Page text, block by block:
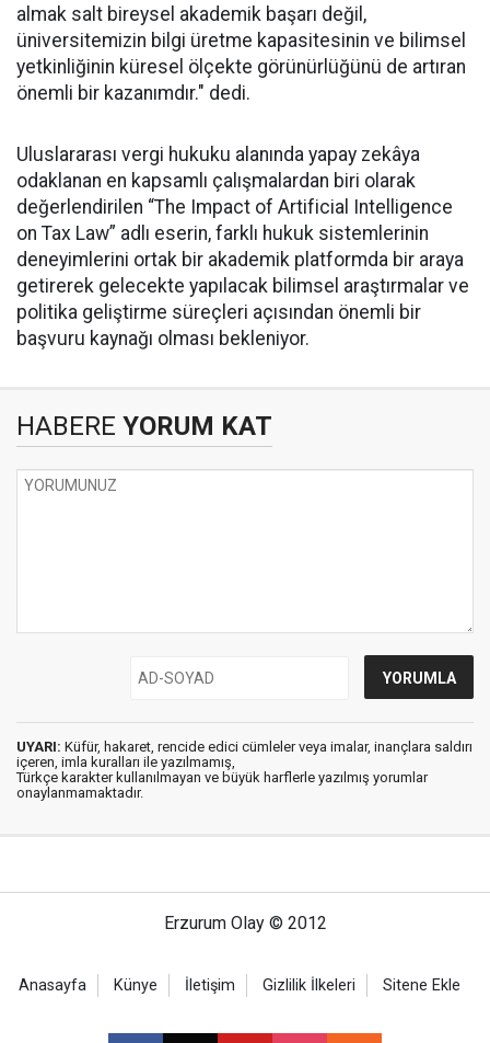
almak salt bireysel akademik başarı değil,
üniversitemizin bilgi üretme kapasitesinin ve bilimsel
yetkinliğinin küresel ölçekte görünürlüğünü de artıran
önemli bir kazanımdır." dedi.
Uluslararası vergi hukuku alanında yapay zekâya
odaklanan en kapsamlı çalışmalardan biri olarak
değerlendirilen “The Impact of Artificial Intelligence
on Tax Law” adlı eserin, farklı hukuk sistemlerinin
deneyimlerini ortak bir akademik platformda bir araya
getirerek gelecekte yapılacak bilimsel araştırmalar ve
politika geliştirme süreçleri açısından önemli bir
başvuru kaynağı olması bekleniyor.
HABERE YORUM KAT
UYARI: Küfür, hakaret, rencide edici cümleler veya imalar, inançlara saldırı
içeren, imla kuralları ile yazılmamış,
Türkçe karakter kullanılmayan ve büyük harflerle yazılmış yorumlar
onaylanmamaktadır.
Erzurum Olay © 2012
Anasayfa Künye İletişim Gizlilik İlkeleri Sitene Ekle